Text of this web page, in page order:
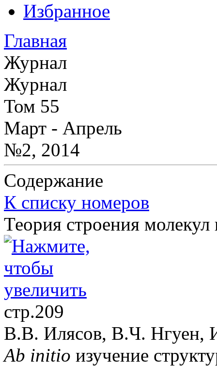
Избранное
Главная
Журнал
Журнал
Том 55
Март - Апрель
№2, 2014
Содержание
К списку номеров
Теория строения
стр.209
В.В. Илясов, В.Ч.
Ab initio изучение